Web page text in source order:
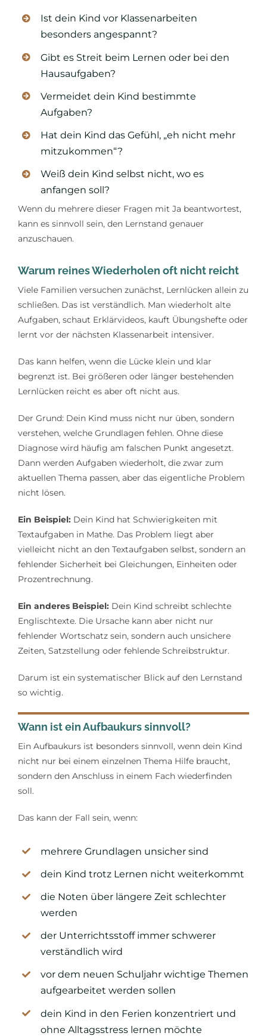
Ist dein Kind vor Klassenarbeiten
besonders angespannt?
Gibt es Streit beim Lernen oder bei den
Hausaufgaben?
Vermeidet dein Kind bestimmte
Aufgaben?
Hat dein Kind das Gefühl, „eh nicht mehr
mitzukommen“?
Weiß dein Kind selbst nicht, wo es
anfangen soll?
Wenn du mehrere dieser Fragen mit Ja beantwortest,
kann es sinnvoll sein, den Lernstand genauer
anzuschauen.
Warum reines Wiederholen oft nicht reicht
Viele Familien versuchen zunächst, Lernlücken allein zu
schließen. Das ist verständlich. Man wiederholt alte
Aufgaben, schaut Erklärvideos, kauft Übungshefte oder
lernt vor der nächsten Klassenarbeit intensiver.
Das kann helfen, wenn die Lücke klein und klar
begrenzt ist. Bei größeren oder länger bestehenden
Lernlücken reicht es aber oft nicht aus.
Der Grund: Dein Kind muss nicht nur üben, sondern
verstehen, welche Grundlagen fehlen. Ohne diese
Diagnose wird häufig am falschen Punkt angesetzt.
Dann werden Aufgaben wiederholt, die zwar zum
aktuellen Thema passen, aber das eigentliche Problem
nicht lösen.
Ein Beispiel:Dein Kind hat Schwierigkeiten mit
Textaufgaben in Mathe. Das Problem liegt aber
vielleicht nicht an den Textaufgaben selbst, sondern an
fehlender Sicherheit bei Gleichungen, Einheiten oder
Prozentrechnung.
Ein anderes Beispiel:Dein Kind schreibt schlechte
Englischtexte. Die Ursache kann aber nicht nur
fehlender Wortschatz sein, sondern auch unsichere
Zeiten, Satzstellung oder fehlende Schreibstruktur.
Darum ist ein systematischer Blick auf den Lernstand
so wichtig.
Wann ist ein Aufbaukurs sinnvoll?
Ein Aufbaukurs ist besonders sinnvoll, wenn dein Kind
nicht nur bei einem einzelnen Thema Hilfe braucht,
sondern den Anschluss in einem Fach wiederfinden
soll.
Das kann der Fall sein, wenn:
mehrere Grundlagen unsicher sind
dein Kind trotz Lernen nicht weiterkommt
die Noten über längere Zeit schlechter
werden
der Unterrichtsstoff immer schwerer
verständlich wird
vor dem neuen Schuljahr wichtige Themen
aufgearbeitet werden sollen
dein Kind in den Ferien konzentriert und
ohne Alltagsstress lernen möchte